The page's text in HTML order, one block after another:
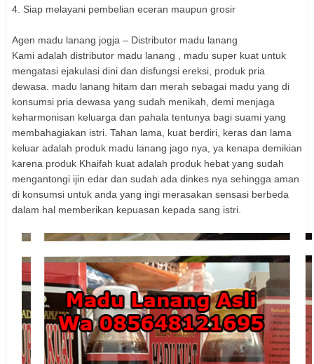
4. Siap melayani pembelian eceran maupun grosir
Agen madu lanang jogja – Distributor madu lanang
Kami adalah distributor madu lanang , madu super kuat untuk
mengatasi ejakulasi dini dan disfungsi ereksi, produk pria
dewasa. madu lanang hitam dan merah sebagai madu yang di
konsumsi pria dewasa yang sudah menikah, demi menjaga
keharmonisan keluarga dan pahala tentunya bagi suami yang
membahagiakan istri. Tahan lama, kuat berdiri, keras dan lama
keluar adalah produk madu lanang jago nya, ya kenapa demikian
karena produk Khaifah kuat adalah produk hebat yang sudah
mengantongi ijin edar dan sudah ada dinkes nya sehingga aman
di konsumsi untuk anda yang ingi merasakan sensasi berbeda
dalam hal memberikan kepuasan kepada sang istri.